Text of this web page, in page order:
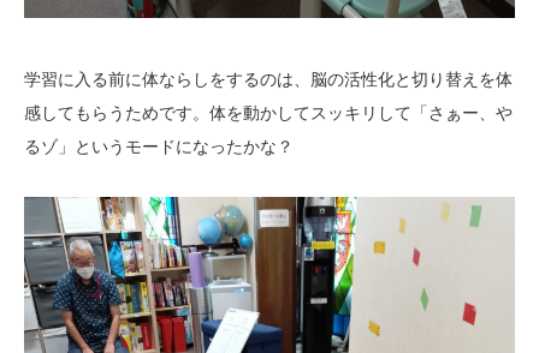
学習に入る前に体ならしをするのは、脳の活性化と切り替えを体
感してもらうためです。体を動かしてスッキリして「さぁー、や
るゾ」というモードになったかな？